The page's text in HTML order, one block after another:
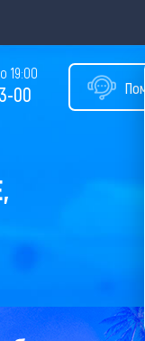
19:00
00